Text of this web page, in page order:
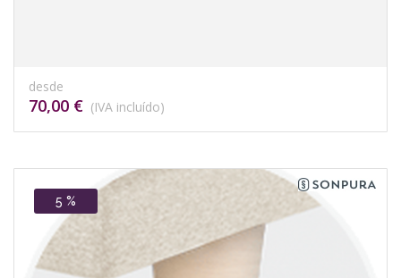
desde
70,00 € (IVA incluído)
5 %